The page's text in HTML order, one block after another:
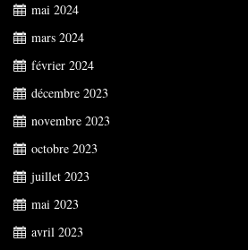
mai 2024
mars 2024
février 2024
décembre 2023
novembre 2023
octobre 2023
juillet 2023
mai 2023
avril 2023